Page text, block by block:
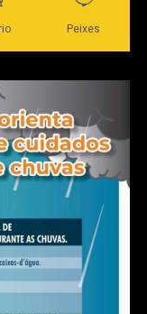
dilacerado” e
da
leal, sabe fazer
Considero
exercer esse
o trabalho de
quebrado,
nas estruturas
ao cidadão”,